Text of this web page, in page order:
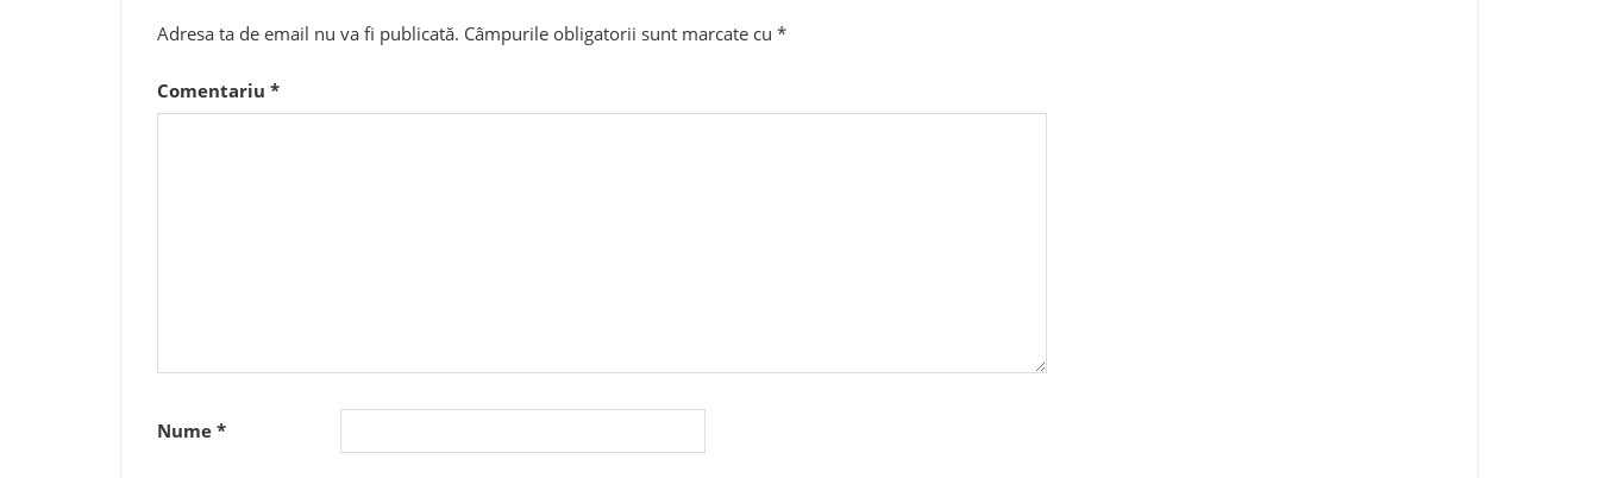
Adresa ta de email nu va fi publicată. Câmpurile obligatorii sunt marcate cu *
Comentariu *
Nume *